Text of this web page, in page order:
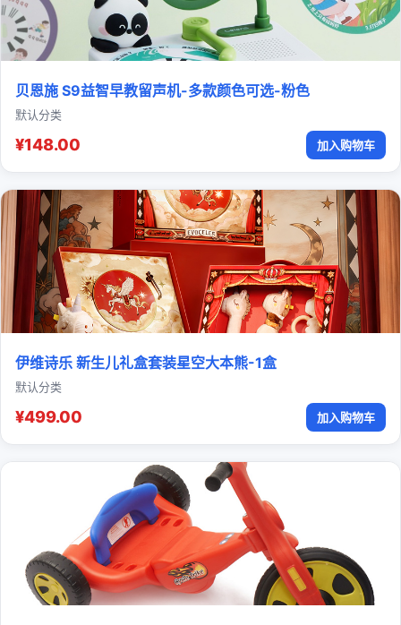
贝恩施 S9益智早教留声机-多款颜色可选-粉色
默认分类
¥148.00 加入购物车
伊维诗乐 新生儿礼盒套装星空大本熊-1盒
默认分类
¥499.00 加入购物车